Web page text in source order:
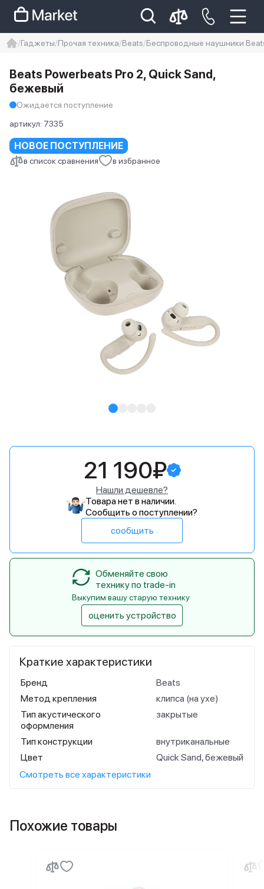
Iphone 14 pro max
айфон 14
Гаджеты Прочая техника Beats Беспроводные наушники
НОВОЕ ПОСТУПЛЕНИЕ
в список сравнения в избранное
Beats Powerbeats Pro 2, Quick Sand,
бежевый
Ожидается поступление
артикул: 7335
Краткие характеристики
Бренд
Beats
Метод крепления
клипса (на ухе)
Тип акустического
оформления
закрытые
Тип конструкции
внутриканальные
Цвет
Quick Sand, бежевый
Смотреть все характеристики
21 190₽
Нашли дешевле?
Товара нет в наличии.
Сообщить о поступлении?
сообщить
Обменяйте свою
технику по trade-in
Выкупим вашу старую технику
оценить устройство
Похожие товары